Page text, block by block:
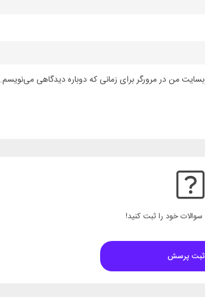
من در مرورگر برای زمانی که دوباره دیدگاهی می‌نویسم.
سوالات خود را ثبت کنید!
ثبت پرسش